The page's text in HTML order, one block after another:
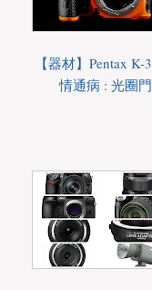
【器材】Pentax K-
情通病 : 光圈門